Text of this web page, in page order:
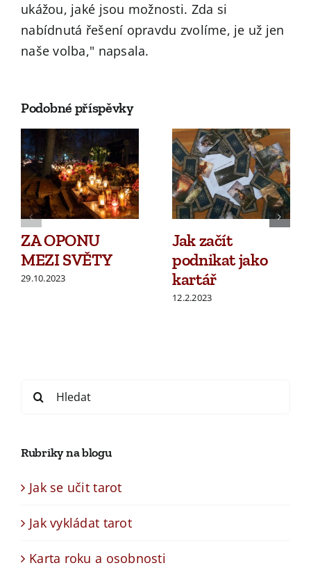
ukážou, jaké jsou možnosti. Zda si
nabídnutá řešení opravdu zvolíme, je už jen
naše volba," napsala.
Podobné příspěvky
ZA OPONU
MEZI SVĚTY
29.10.2023
Jak začít
podnikat jako
kartář
12.2.2023
Search
Rubriky na blogu
Jak se učit tarot
Jak vykládat tarot
Karta roku a osobnosti